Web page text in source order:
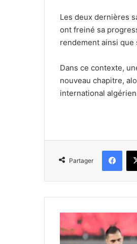
Les deux dernières
ont freiné sa
rendement ainsi que
Dans ce contexte,
nouveau chapitre,
international
Partager
Ghacha :
« Déterminés
à